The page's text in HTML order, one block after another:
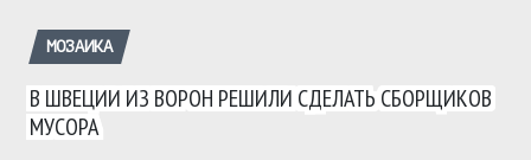
МОЗАИКА
В ШВЕЦИИ ИЗ ВОРОН РЕШИЛИ СДЕЛАТЬ СБОРЩИКОВ
МУСОРА